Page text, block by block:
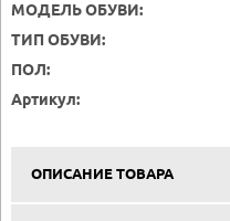
МОДЕЛЬ ОБУВИ:
ТИП ОБУВИ:
ПОЛ:
Артикул:
ОПИСАНИЕ ТОВАРА